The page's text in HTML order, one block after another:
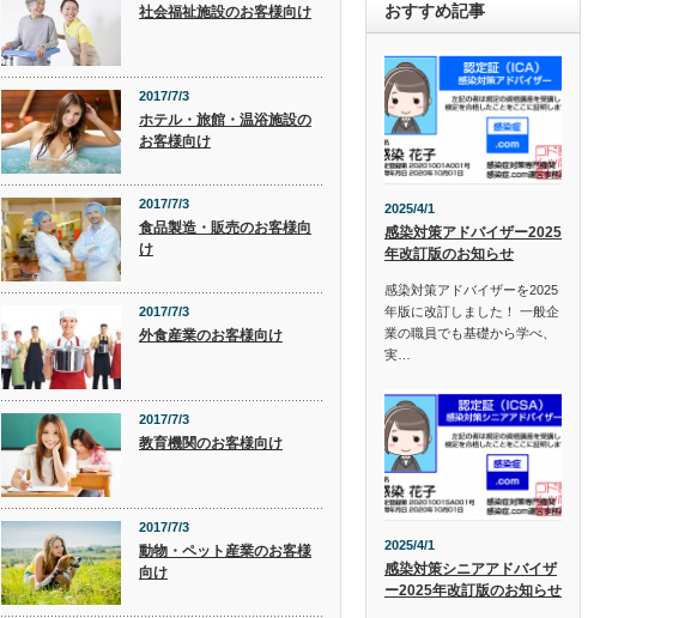
社会福祉施設のお客様向け
2017/7/3
ホテル・旅館・温浴施設の
お客様向け
2017/7/3
食品製造・販売のお客様向
け
2017/7/3
外食産業のお客様向け
2017/7/3
教育機関のお客様向け
2017/7/3
動物・ペット産業のお客様
向け
おすすめ記事
2025/4/1
感染対策アドバイザー2025
年改訂版のお知らせ
感染対策アドバイザーを2025
年版に改訂しました！ 一般企
業の職員でも基礎から学べ、
実…
2025/4/1
感染対策シニアアドバイザ
ー2025年改訂版のお知らせ